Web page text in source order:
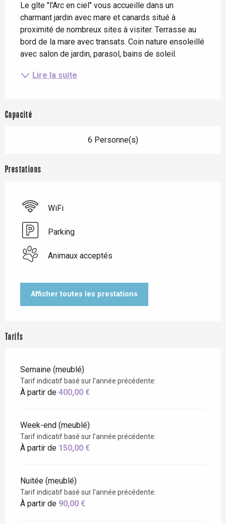
Le gîte "l'Arc en ciel" vous accueille dans un
charmant jardin avec mare et canards situé à
proximité de nombreux sites à visiter. Terrasse au
bord de la mare avec transats. Coin nature ensoleillé
avec salon de jardin, parasol, bains de soleil.
Lire la suite
Capacité
6 Personne(s)
Prestations
WiFi
Parking
Animaux acceptés
Afficher toutes les prestations
Tarifs
Semaine (meublé)
Tarif indicatif basé sur l'année précédente:
À partir de 400,00 €
Week-end (meublé)
Tarif indicatif basé sur l'année précédente:
À partir de 150,00 €
Nuitée (meublé)
Tarif indicatif basé sur l'année précédente:
À partir de 90,00 €